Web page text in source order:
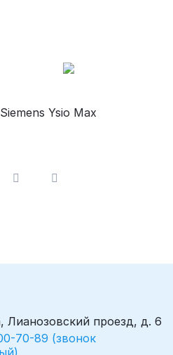
Siemens Ysio Max
Лианозовский проезд, д. 6
70-89 (звонок